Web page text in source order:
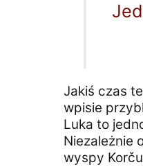
Jakiś czas
wpisie
Luka to
Niezależnie
wyspy